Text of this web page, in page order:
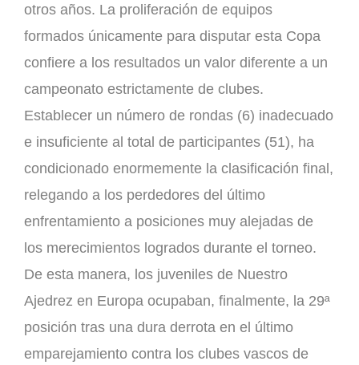
otros años. La proliferación de equipos
formados únicamente para disputar esta Copa
confiere a los resultados un valor diferente a un
campeonato estrictamente de clubes.
Establecer un número de rondas (6) inadecuado
e insuficiente al total de participantes (51), ha
condicionado enormemente la clasificación final,
relegando a los perdedores del último
enfrentamiento a posiciones muy alejadas de
los merecimientos logrados durante el torneo.
De esta manera, los juveniles de Nuestro
Ajedrez en Europa ocupaban, finalmente, la 29ª
posición tras una dura derrota en el último
emparejamiento contra los clubes vascos de